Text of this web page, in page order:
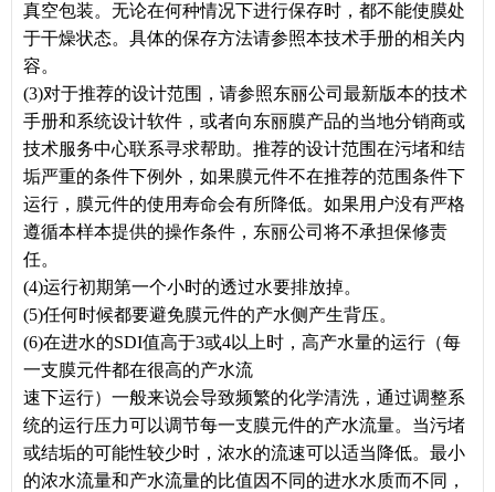
真空包装。无论在何种情况下进行保存时，都不能使膜处
于干燥状态。具体的保存方法请参照本技术手册的相关内
容。
(3)对于推荐的设计范围，请参照东丽公司最新版本的技术
手册和系统设计软件，或者向东丽膜产品的当地分销商或
技术服务中心联系寻求帮助。推荐的设计范围在污堵和结
垢严重的条件下例外，如果膜元件不在推荐的范围条件下
运行，膜元件的使用寿命会有所降低。如果用户没有严格
遵循本样本提供的操作条件，东丽公司将不承担保修责
任。
(4)运行初期第一个小时的透过水要排放掉。
(5)任何时候都要避免膜元件的产水侧产生背压。
(6)在进水的SDI值高于3或4以上时，高产水量的运行（每
一支膜元件都在很高的产水流
速下运行）一般来说会导致频繁的化学清洗，通过调整系
统的运行压力可以调节每一支膜元件的产水流量。当污堵
或结垢的可能性较少时，浓水的流速可以适当降低。最小
的浓水流量和产水流量的比值因不同的进水水质而不同，